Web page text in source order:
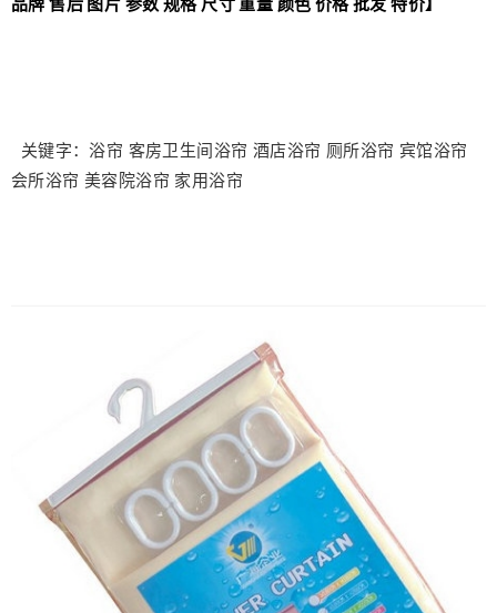
关键字：浴帘 客房卫生间浴帘 酒店浴帘 厕所浴帘 宾馆浴帘
会所浴帘 美容院浴帘 家用浴帘